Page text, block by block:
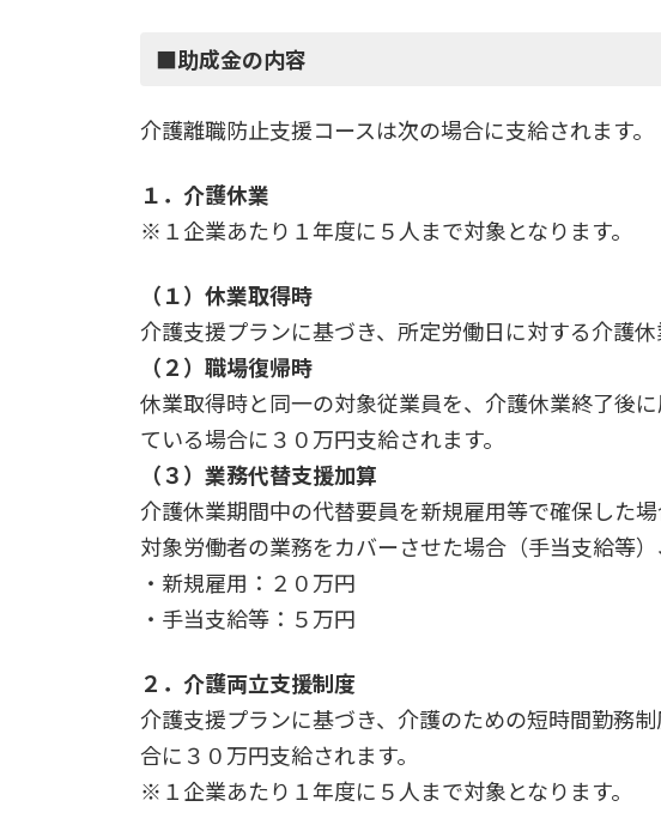
■助成金の内容
介護離職防止支援コースは次の場合に支給されます。
１．介護休業
※１企業あたり１年度に５人まで対象となります。
（１）休業取得時
介護支援プランに基づき、所定労働日に対する介護
（２）職場復帰時
休業取得時と同一の対象従業員を、介護休業終了後
ている場合に３０万円支給されます。
（３）業務代替支援加算
介護休業期間中の代替要員を新規雇用等で確保した
対象労働者の業務をカバーさせた場合（手当支給等
・新規雇用：２０万円
・手当支給等：５万円
２．介護両立支援制度
介護支援プランに基づき、介護のための短時間勤務
合に３０万円支給されます。
※１企業あたり１年度に５人まで対象となります。